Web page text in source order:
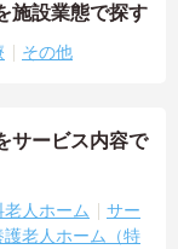
施設業態で探す
その他
サービス内容で
老人ホーム
サー
護老人ホーム（特